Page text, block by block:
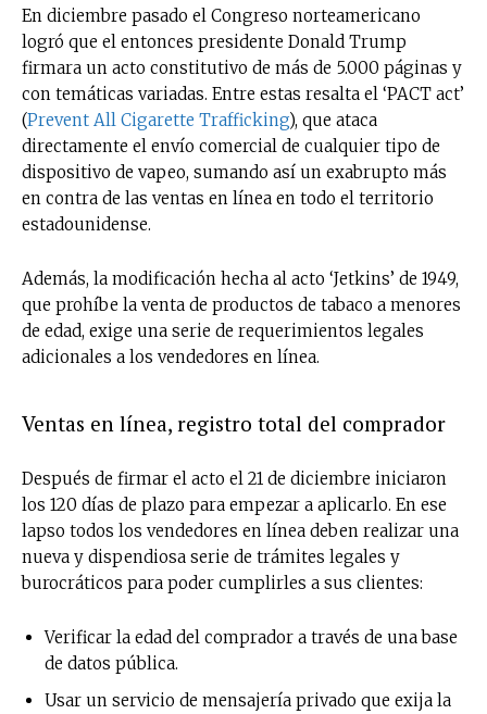
En diciembre pasado el Congreso norteamericano
logró que el entonces presidente Donald Trump
firmara un acto constitutivo de más de 5.000 páginas y
con temáticas variadas. Entre estas resalta el ‘PACT act’
(Prevent All Cigarette Trafficking), que ataca
directamente el envío comercial de cualquier tipo de
dispositivo de vapeo, sumando así un exabrupto más
en contra de las ventas en línea en todo el territorio
estadounidense.
Además, la modificación hecha al acto ‘Jetkins’ de 1949,
que prohíbe la venta de productos de tabaco a menores
de edad, exige una serie de requerimientos legales
adicionales a los vendedores en línea.
Ventas en línea, registro total del comprador
Después de firmar el acto el 21 de diciembre iniciaron
los 120 días de plazo para empezar a aplicarlo. En ese
lapso todos los vendedores en línea deben realizar una
nueva y dispendiosa serie de trámites legales y
burocráticos para poder cumplirles a sus clientes:
Verificar la edad del comprador a través de una base
de datos pública.
Usar un servicio de mensajería privado que exija la